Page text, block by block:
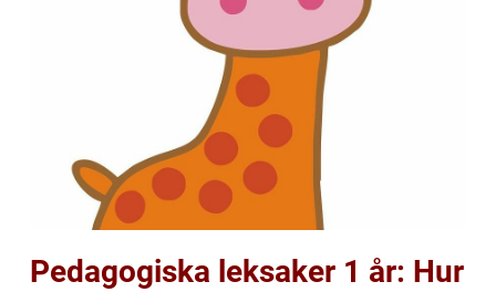
Pedagogiska leksaker 1 år: Hur